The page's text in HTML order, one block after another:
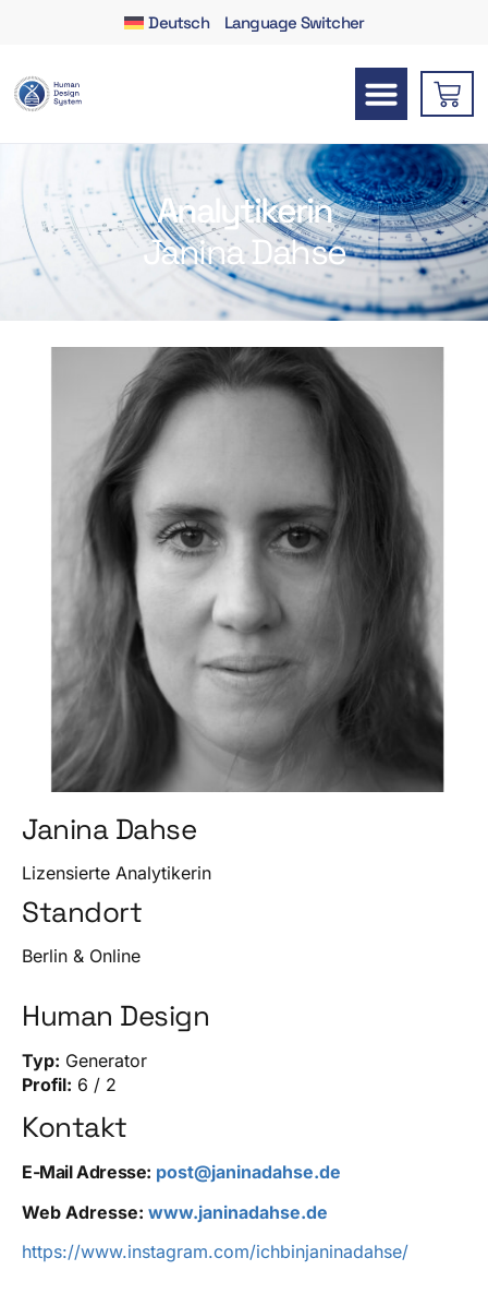
Deutsch Language Switcher
Analytikerin
Janina Dahse
Janina Dahse
Lizensierte Analytikerin
Standort
Berlin & Online
Human Design
Typ: Generator
Profil: 6 / 2
Kontakt
E-Mail Adresse: post@janinadahse.de
Web Adresse: www.janinadahse.de
https://www.instagram.com/ichbinjaninadahse/